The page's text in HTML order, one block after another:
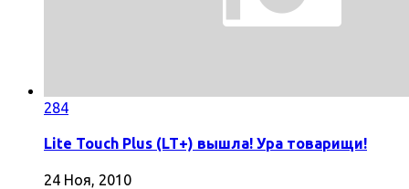
284
Lite Touch Plus (LT+) вышла! Ура товарищи!
24 Ноя, 2010